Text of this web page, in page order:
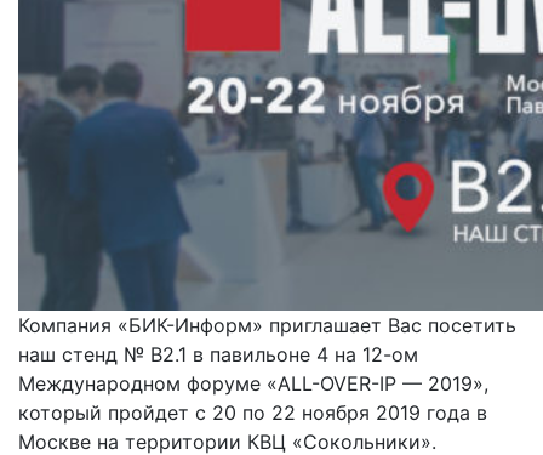
Компания «БИК-Информ» приглашает Вас посетить
наш стенд № В2.1 в павильоне 4 на 12-ом
Международном форуме «ALL-OVER-IP — 2019»,
который пройдет с 20 по 22 ноября 2019 года в
Москве на территории КВЦ «Сокольники».